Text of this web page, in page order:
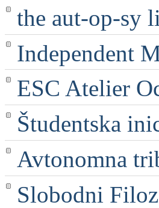
the aut-op-sy
Independent
ESC Atelier
Študentska
Avtonomna
Slobodni